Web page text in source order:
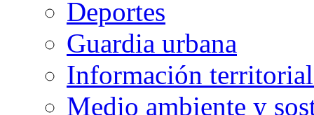
Deportes
Guardia urbana
Información
Medio ambiente y